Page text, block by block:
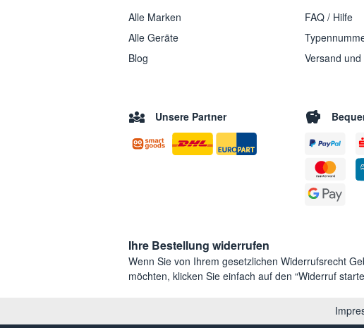
Alle Marken
Alle Geräte
Blog
FAQ / Hilfe
Versand
Unsere Partner
Ihre Bestellung widerrufen
Wenn Sie von Ihrem gesetzlichen Widerrufsrecht
möchten, klicken Sie einfach auf den “Widerruf